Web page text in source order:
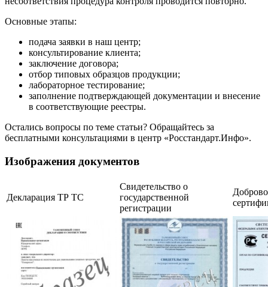
Основные этапы:
подача заявки в наш центр;
консультирование клиента;
заключение договора;
отбор типовых образцов продукции;
лабораторное тестирование;
заполнение подтверждающей документации и внесение
в соответствующие реестры.
Остались вопросы по теме статьи? Обращайтесь за
бесплатными консультациями в центр «Росстандарт.Инфо».
Изображения документов
Декларация ТР ТС
Свидетельство о
государственной
регистрации